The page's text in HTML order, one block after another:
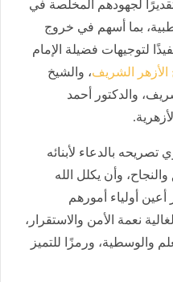
لجهودهم المخلصة في
بما أسهم في خروج
لتوجيهات فضيلة الإمام
الشريف، والشيخ
والدكتور أحمد
تصريحه بالدعاء لأبنائه
والنجاح، وأن يكلل الله
أولياء أمورهم
نعمة الأمن والاستقرار،
والوسطية، ورمزًا للتميز